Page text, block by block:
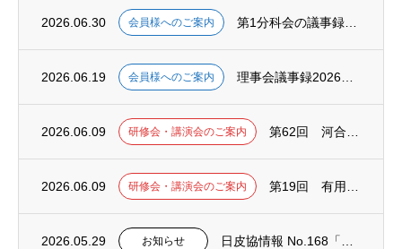
2026.06.30 会員様へのご案内
2026.06.19 会員様へのご案内
2026.06.09 研修会・講演会のご案内
2026.06.09 研修会・講演会のご案内
2026.05.29 お知らせ